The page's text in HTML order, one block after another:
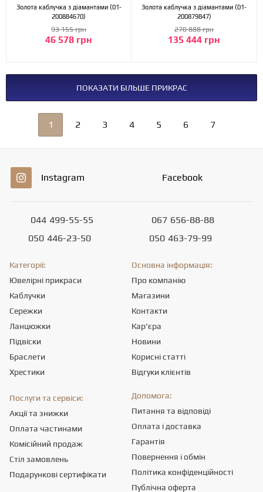
Золота каблучка з діамантами (01-
200884670)
46 578 грн
93 155 грн
Золота каблучка з діамантами (01-
200879847)
135 444 грн
270 888 грн
ПОКАЗАТИ БІЛЬШЕ ПРИКРАС
1 2 3 4 5 6 7
Instagram Facebook
044 499-55-55
050 446-23-50
067 656-88-88
050 463-79-99
Категорії:
Ювелірні прикраси
Каблучки
Сережки
Ланцюжки
Підвіски
Браслети
Хрестики
Основна інформація:
Про компанію
Магазини
Контакти
Кар'єра
Новини
Корисні статті
Відгуки клієнтів
Послуги та сервіси:
Акції та знижки
Оплата частинами
Комісійний продаж
Стіл замовлень
Подарункові сертифікати
Допомога:
Питання та відповіді
Оплата і доставка
Гарантія
Повернення і обмін
Політика конфіденційності
Публічна оферта